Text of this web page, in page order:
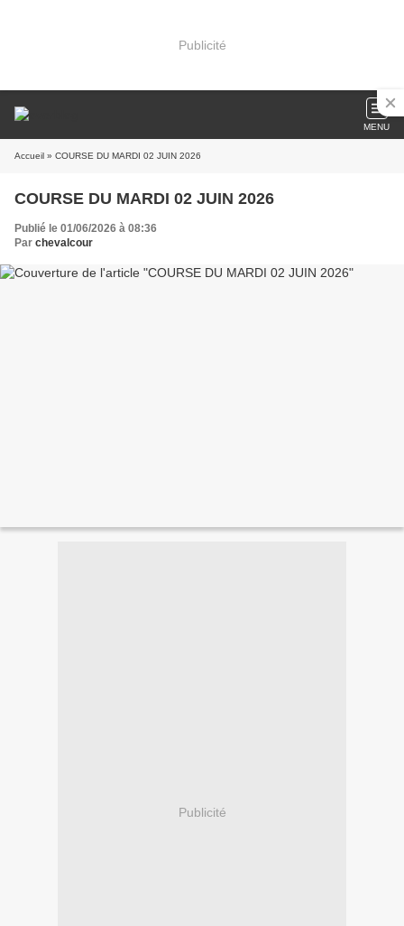
Publicité
MENU
Accueil » COURSE DU MARDI 02 JUIN 2026
COURSE DU MARDI 02 JUIN 2026
Publié le 01/06/2026 à 08:36
Par chevalcour
Publicité